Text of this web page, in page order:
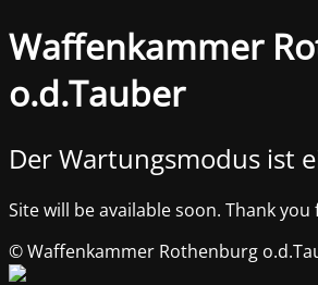
Waffenkammer
o.d.Tauber
Der Wartungsmodus ist
Site will be available soon. Thank
© Waffenkammer Rothenburg